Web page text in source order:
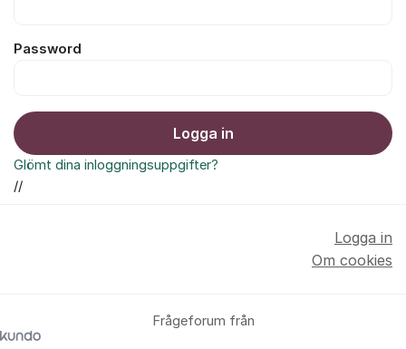
Password
Logga in
Glömt dina inloggningsuppgifter?
//
Frågeforum från
Logga in
Om cookies